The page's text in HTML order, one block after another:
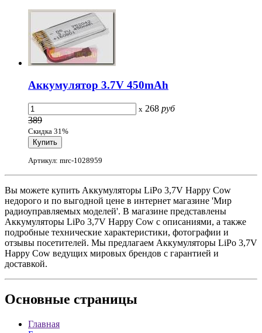
Аккумулятор 3.7V 450mAh
x 268 руб
389
Скидка 31%
Артикул: mrc-1028959
Вы можете купить Аккумуляторы LiPo 3,7V Happy Cow
недорого и по выгодной цене в интернет магазине 'Мир
радиоуправляемых моделей'. В магазине представлены
Аккумуляторы LiPo 3,7V Happy Cow с описаниями, а также
подробные технические характеристики, фотографии и
отзывы посетителей. Мы предлагаем Аккумуляторы LiPo 3,7V
Happy Cow ведущих мировых брендов с гарантией и
доставкой.
Основные страницы
Главная